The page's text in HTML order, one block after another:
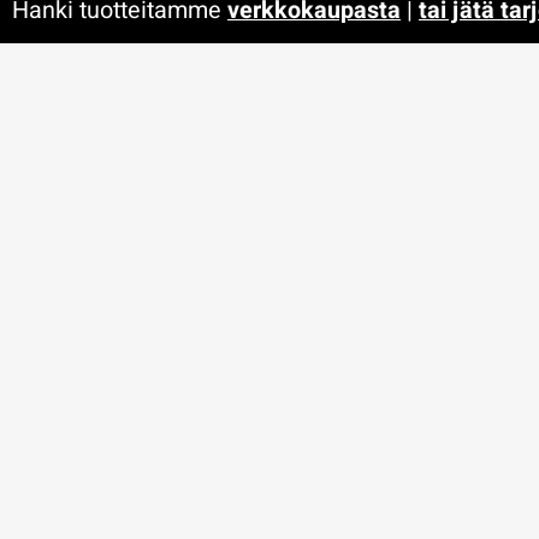
Hanki tuotteitamme verkkokaupasta | tai jätä